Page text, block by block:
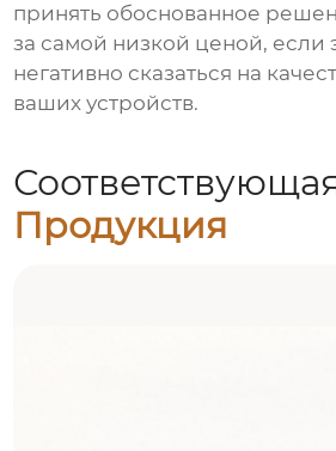
принять обоснованное
за самой низкой ценой, если
негативно сказаться на
ваших устройств.
Продукция